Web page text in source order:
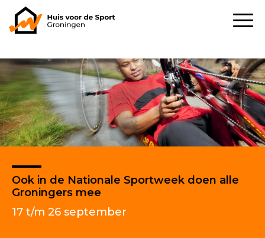
Ook in de Nationale Sportweek doen alle
Groningers mee
17 t/m 26 september